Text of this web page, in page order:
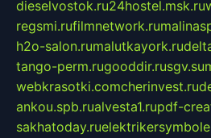
dieselvostok.ru24hostel.msk.ru
regsmi.rufilmnetwork.ru
h2o-salon.rumalutkayork.ru
tango-perm.rugooddir.rusgv.su
webkrasotki.comcherinvest.ru
ankou.spb.rualvesta1.rupdf-
sakhatoday.ru